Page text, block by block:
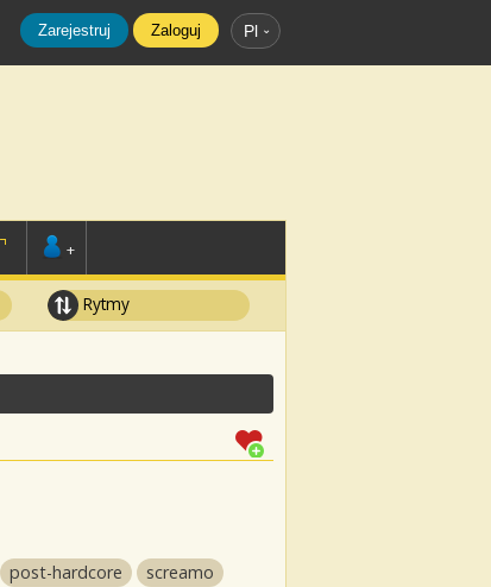
Zarejestruj Zaloguj Pl
+
Rytmy
post-hardcore
screamo